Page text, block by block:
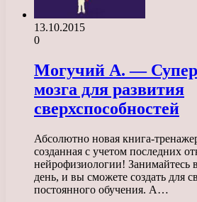
13.10.2015
0
Могучий А. —
мозга для развития
сверхспособностей
Абсолютно новая книга-
созданная с учетом последних
нейрофизиологии! Занимайтесь
день, и вы сможете создать для
постоянного обучения. А…